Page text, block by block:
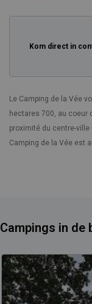
Kom direct in
Le Camping de la Vée
hectares 700, au coeur
proximité du centre-
Camping de la Vée est
Campings in de